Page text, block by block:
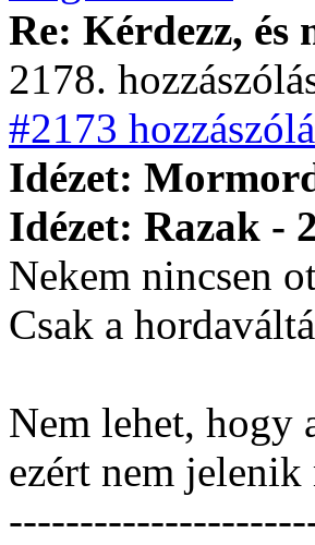
Re: Kérdezz, és
2178.
#2173
Idézet:
Idézet: Razak -
Nekem nincsen
Csak a
Nem lehet, hogy
ezért nem jelenik